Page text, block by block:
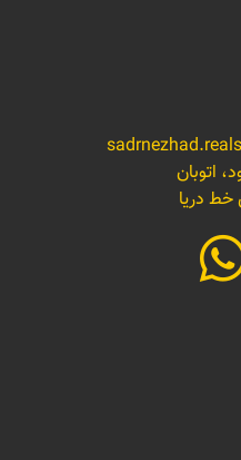
اتوبان
خط دریا